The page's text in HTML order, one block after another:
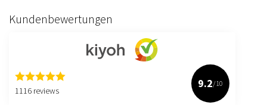
Kundenbewertungen
1116 reviews
9.2/10